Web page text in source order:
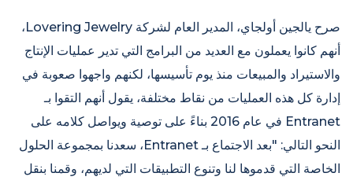
صرح يالجين أولجاي، المدير العام لشركة Lovering Jewelry،
أنهم كانوا يعملون مع العديد من البرامج التي تدير عمليات الإنتاج
والاستيراد والمبيعات منذ يوم تأسيسها، لكنهم واجهوا صعوبة في
إدارة كل هذه العمليات من نقاط مختلفة، يقول أنهم التقوا بـ
Entranet في عام 2016 بناءً على توصية ويواصل كلامه على
النحو التالي: "بعد الاجتماع بـ Entranet، سعدنا بمجموعة الحلول
الخاصة التي قدموها لنا وتنوع التطبيقات التي لديهم، وقمنا بنقل